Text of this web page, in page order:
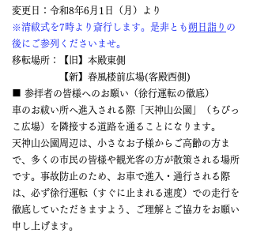
変更日：令和8年6月1日（月）よ り
※清祓式を7時より斎行します。 是非とも朔日詣り の
後にご参列くださいませ。
移転場所：【旧】本殿東側
【新】春風楼前広場(客殿西側)
■ 参拝者の皆様へのお願い（徐行運転の徹底）
車のお祓い所へ進入される際「天神山公園」（ちびっ
こ広場）を隣接する道路を通ることになります。
天神山公園周辺は、小さなお子様からご高齢の方ま
で、多くの市民の皆様や観光客の方が散策される場所
です。事故防止のため、お車で進入・通行される際
は、必ず徐行運転（すぐに止まれる速度）での走行を
徹底していただきますよう、ご理解とご協力をお願い
申し上げます。